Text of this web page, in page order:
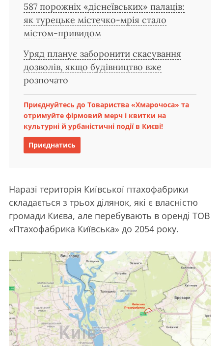
587 порожніх «діснеївських» палаців:
як турецьке містечко-мрія стало
містом-привидом
Уряд планує заборонити скасування
дозволів, якщо будівництво вже
розпочато
Приєднуйтесь до Товариства «Хмарочоса» та
отримуйте фірмовий мерч і квитки на
культурні й урбаністичні події в Києві!
Приєднатись
Наразі територія Київської птахофабрики
складається з трьох ділянок, які є власністю
громади Києва, але перебувають в оренді ТОВ
«Птахофабрика Київська» до 2054 року.